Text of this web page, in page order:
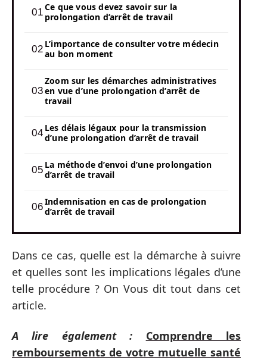
Ce que vous devez savoir sur la
prolongation d’arrêt de travail
L’importance de consulter votre médecin
au bon moment
Zoom sur les démarches administratives
en vue d’une prolongation d’arrêt de
travail
Les délais légaux pour la transmission
d’une prolongation d’arrêt de travail
La méthode d’envoi d’une prolongation
d’arrêt de travail
Indemnisation en cas de prolongation
d’arrêt de travail
Dans ce cas, quelle est la démarche à suivre
et quelles sont les implications légales d’une
telle procédure ? On Vous dit tout dans cet
article.
A lire également :
Comprendre les
remboursements de votre mutuelle santé